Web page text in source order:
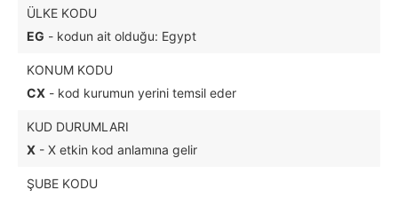
ÜLKE KODU
EG - kodun ait olduğu: Egypt
KONUM KODU
CX - kod kurumun yerini temsil eder
KUD DURUMLARI
X - X etkin kod anlamına gelir
ŞUBE KODU